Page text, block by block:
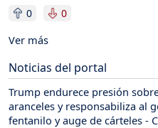
0 0
Ver más
Noticias del portal
Trump endurece presión
aranceles y responsabiliza al
fentanilo y auge de cárteles -